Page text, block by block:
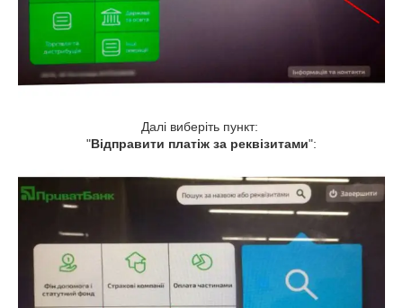
Далі виберіть пункт:
"Відправити платіж за реквізитами":